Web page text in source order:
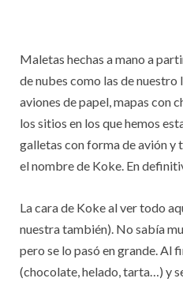
Maletas hechas a mano a
de nubes como las de nuestro
aviones de papel, mapas con
los sitios en los que hemos
galletas con forma de avión y
el nombre de Koke. En
La cara de Koke al ver todo
nuestra también). No sabía
pero se lo pasó en grande. Al
(chocolate, helado, tarta…) y